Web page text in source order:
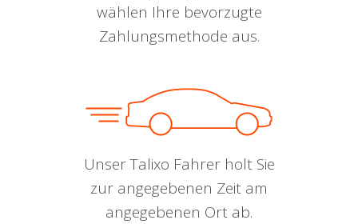
wählen Ihre bevorzugte
Zahlungsmethode aus.
Unser Talixo Fahrer holt Sie
zur angegebenen Zeit am
angegebenen Ort ab.